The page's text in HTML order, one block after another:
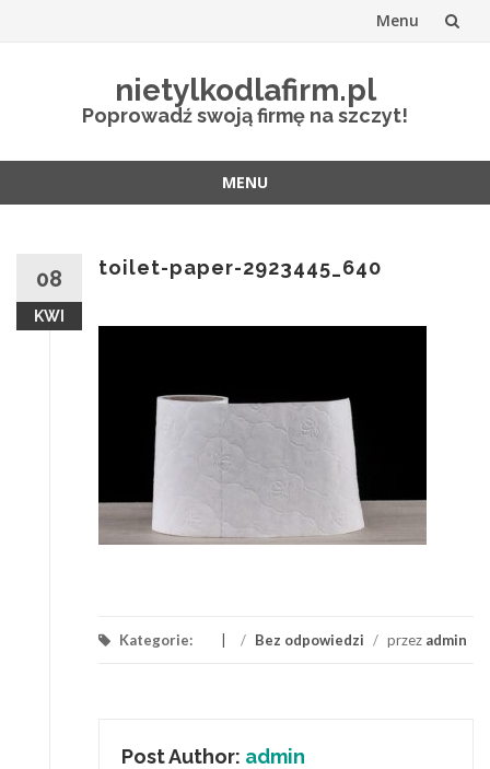
Menu
nietylkodlafirm.pl
Poprowadź swoją firmę na szczyt!
MENU
08
KWI
toilet-paper-2923445_640
Kategorie: / Bez odpowiedzi / przez admin
Post Author: admin